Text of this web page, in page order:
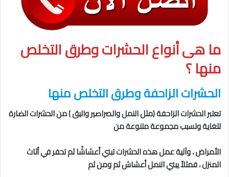
ما هىأنواع الحشرات وطرق التخلص
منها؟
الحشرات الزاحفةوطرق التخلص منها
تعتبر الحشرات الزاحفة (مثل النمل والصراصير والبق ) من الحشرات الضارة
للغاية وتسبب مجموعة متنوعة من
الأمراض ، وآلية عمل هذه الحشرات تبني أعشاشًا ثم تحفر في أثاث
المنزل ، فمثلاً يبني النمل أعشاش ثم ومن ثم